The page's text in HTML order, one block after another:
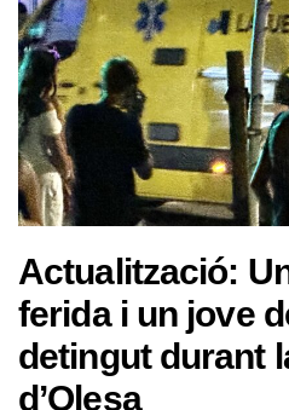
Actualització:
ferida i un jove
detingut durant
d’Olesa